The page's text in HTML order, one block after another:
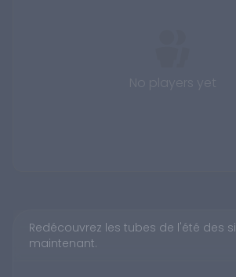
No players yet
Redécouvrez les tubes de l'été des
maintenant.